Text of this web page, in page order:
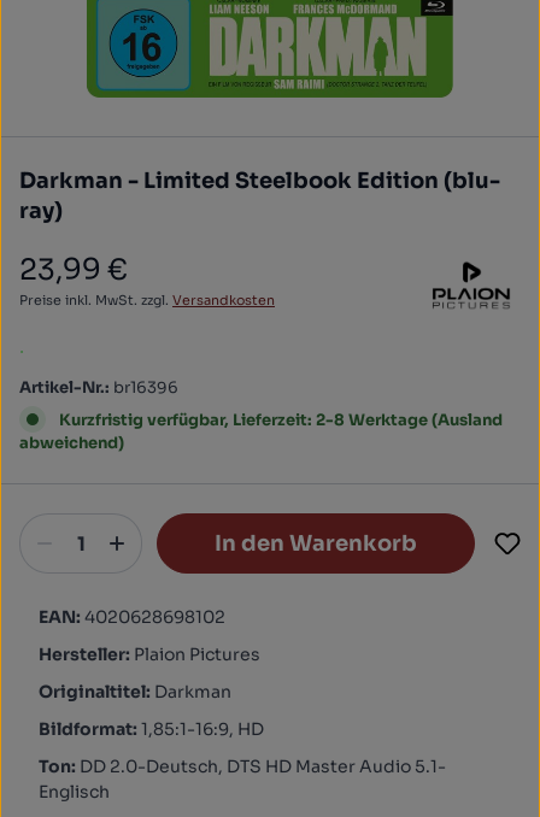
Darkman - Limited Steelbook Edition (blu-
ray)
Regulärer Preis:
23,99 €
Preise inkl. MwSt. zzgl. Versandkosten
.
Artikel-Nr.: br16396
Kurzfristig verfügbar, Lieferzeit: 2-8 Werktage (Ausland
abweichend)
In den Warenkorb
EAN: 4020628698102
Hersteller: Plaion Pictures
Originaltitel: Darkman
Bildformat: 1,85:1-16:9, HD
Ton: DD 2.0-Deutsch, DTS HD Master Audio 5.1-
Englisch